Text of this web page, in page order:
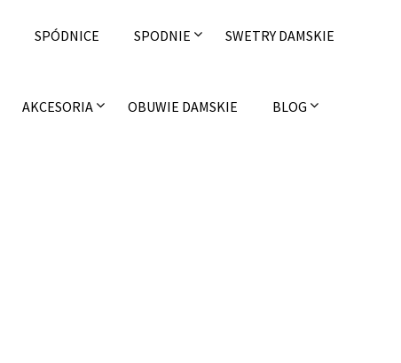
SPÓDNICE SPODNIE SWETRY DAMSKIE
AKCESORIA OBUWIE DAMSKIE BLOG